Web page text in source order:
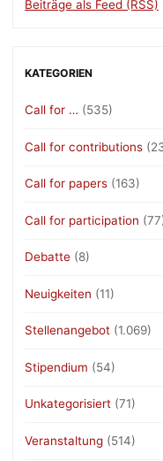
Beiträge als Feed (RSS)
KATEGORIEN
Call for … (535)
Call for contributions
Call for papers (163)
Call for participation
Debatte (8)
Neuigkeiten (11)
Stellenangebot (1.069)
Stipendium (54)
Unkategorisiert (71)
Veranstaltung (514)